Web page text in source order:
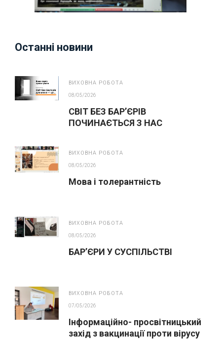
Останні новини
ВИХОВНА РОБОТА
08/05/2026
СВІТ БЕЗ БАР’ЄРІВ
ПОЧИНАЄТЬСЯ З НАС
ВИХОВНА РОБОТА
08/05/2026
Мова і толерантність
ВИХОВНА РОБОТА
08/05/2026
БАР’ЄРИ У СУСПІЛЬСТВІ
ВИХОВНА РОБОТА
07/05/2026
Інформаційно- просвітницький
захід з вакцинації проти вірусу